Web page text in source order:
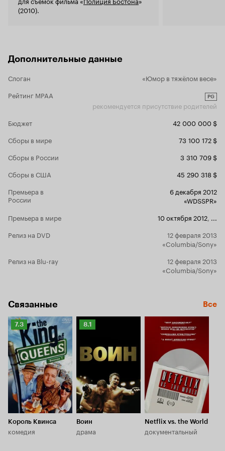
(2010).
Дополнительные данные
Слоган
«Юмор в тяжёлом весе»
Рейтинг MPAA
PG
рекомендуется присутствие родителей
Бюджет
42 000 000 $
Сборы в мире
73 100 172 $
Сборы в России
3 310 709 $
Сборы в США
45 290 318 $
Премьера в
России
6 декабря 2012
«WDSSPR»
Премьера в мире
10 октября 2012
Релиз на DVD
12 февраля 2013
«Columbia/Sony»
Релиз на Blu-ray
12 февраля 2013
«Columbia/Sony»
Связанные Все
Рейтинг
Кинопоиска
7.3
7.3
Король Квинса
комедия
Рейтинг
8.1
Воин
драма
Netflix vs. the World
документальный